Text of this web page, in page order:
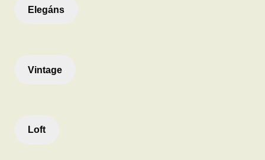
Elegáns
Vintage
Loft